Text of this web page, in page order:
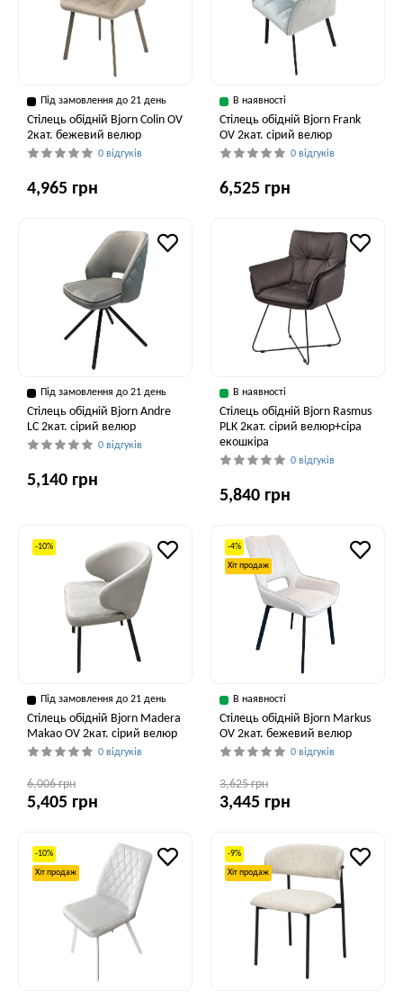
Під замовлення до 21 день
Стілець обідній Bjorn Colin OV
2кат. бежевий велюр
0 відгуків
4,965 грн
В наявності
Стілець обідній Bjorn Frank
OV 2кат. сірий велюр
0 відгуків
6,525 грн
Під замовлення до 21 день
Стілець обідній Bjorn Andre
LC 2кат. сірий велюр
0 відгуків
5,140 грн
В наявності
Стілець обідній Bjorn Rasmus
PLK 2кат. сірий велюр+сіра
екошкіра
0 відгуків
5,840 грн
-10%
Під замовлення до 21 день
Стілець обідній Bjorn Madera
Makao OV 2кат. сірий велюр
0 відгуків
6,006 грн
5,405 грн
-4%
Хіт продаж
В наявності
Стілець обідній Bjorn Markus
OV 2кат. бежевий велюр
0 відгуків
3,625 грн
3,445 грн
-10%
Хіт продаж
-9%
Хіт продаж